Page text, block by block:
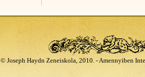
© Joseph Haydn Zeneiskola, 2010. - Amennyiben